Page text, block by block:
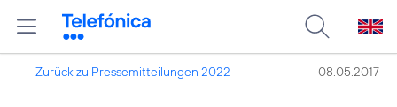
Zurück zu Pressemitteilungen 2022 08.05.2017